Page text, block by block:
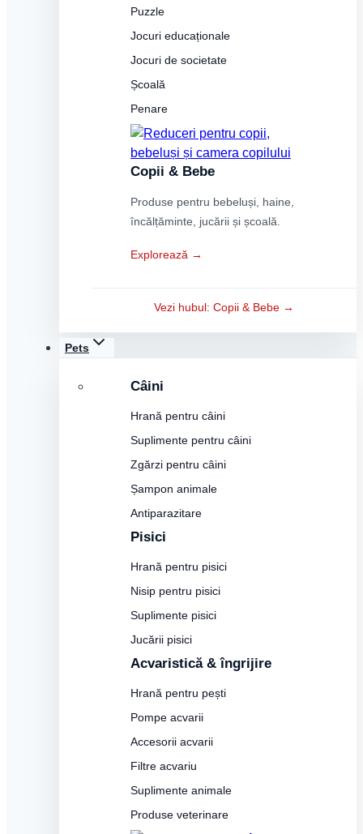
Puzzle
Jocuri educaționale
Jocuri de societate
Școală
Penare
Copii & Bebe
Produse pentru bebeluși, haine,
încălțăminte, jucării și școală.
Explorează →
Vezi hubul: Copii & Bebe →
Pets
Câini
Hrană pentru câini
Suplimente pentru câini
Zgărzi pentru câini
Șampon animale
Antiparazitare
Pisici
Hrană pentru pisici
Nisip pentru pisici
Suplimente pisici
Jucării pisici
Acvaristică & îngrijire
Hrană pentru pești
Pompe acvarii
Accesorii acvarii
Filtre acvariu
Suplimente animale
Produse veterinare